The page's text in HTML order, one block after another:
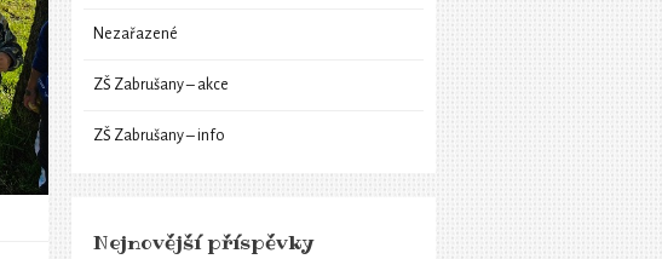
Nezařazené
ZŠ Zabrušany – akce
ZŠ Zabrušany – info
Nejnovější příspěvky